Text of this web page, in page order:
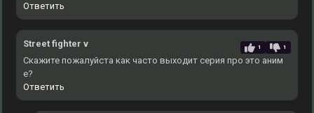
Ответить
Street fighter v 1 1
Скажите пожалуйста как часто выходит серия про это аним
е?
Ответить